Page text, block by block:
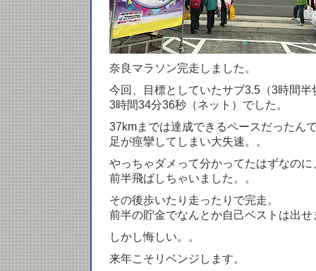
奈良マラソン完走しました。
今回、目標としていたサブ3.5（3時間
3時間34分36秒（ネット）でした。
37kmまでは達成できるペースだったん
足が痙攣してしまい大失速。。
やっちゃダメって分かってたはずなのに
前半飛ばしちゃいました。。
その後歩いたり走ったりで完走。
前半の貯金でなんとか自己ベストは出せ
しかし悔しい。。
来年こそリベンジします。